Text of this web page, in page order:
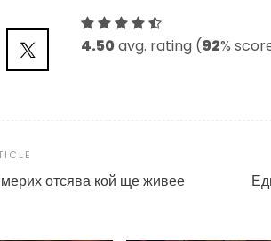
4.50avg. rating (92%
отсява кой ще живее